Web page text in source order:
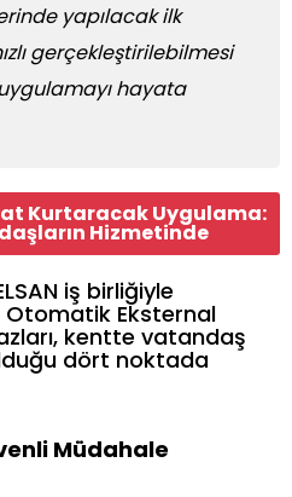
yapılacak ilk
gerçekleştirilebilmesi
hayata
Kurtaracak Uygulama:
Hizmetinde
iş birliğiyle
Otomatik Eksternal
kentte vatandaş
dört noktada
Müdahale